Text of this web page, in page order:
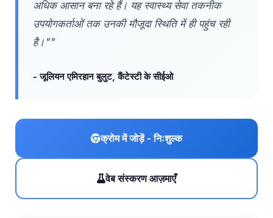
अधिक आसान बना रहे हैं। यह स्वास्थ्य सेवा तकनीक
उपयोगकर्ताओं तक उनकी मौजूदा स्थिति में ही पहुंच रही
है।""
- जूलियन एमिरहान बुलुट, कैंटेस्टी के सीईओ
क्रोम में जोड़ें - निःशुल्क
वेब संस्करण आज़माएँ